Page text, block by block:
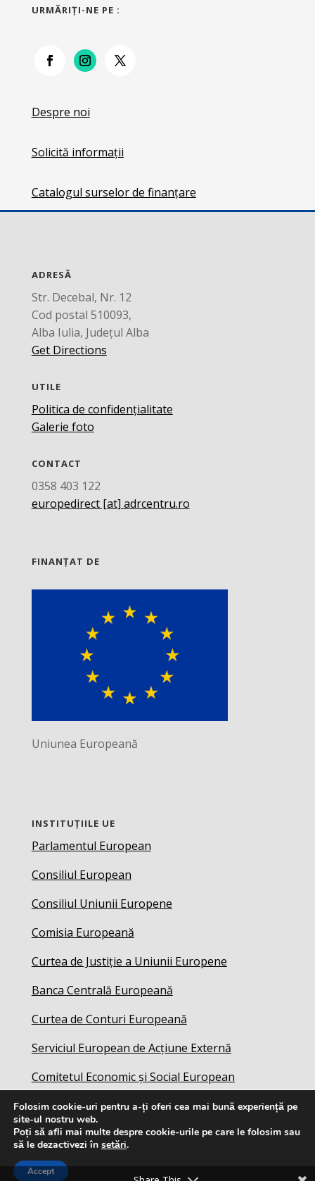
URMĂRIŢI-NE PE :
Despre noi
Solicită informații
Catalogul surselor de finanțare
ADRESĂ
Str. Decebal, Nr. 12
Cod postal 510093,
Alba Iulia, Județul Alba
Get Directions
UTILE
Politica de confidențialitate
Galerie foto
CONTACT
0358 403 122
europedirect [at] adrcentru.ro
FINANȚAT DE
Uniunea Europeană
INSTITUȚIILE UE
Parlamentul European
Consiliul European
Consiliul Uniunii Europene
Comisia Europeană
Curtea de Justiție a Uniunii Europene
Banca Centrală Europeană
Curtea de Conturi Europeană
Serviciul European de Acțiune Externă
Comitetul Economic și Social European
Folosim cookie-uri pentru a-ți oferi cea mai bună experiență pe
site-ul nostru web.
Poți să afli mai multe despre cookie-urile pe care le folosim sau
să le dezactivezi în setări.
Accept